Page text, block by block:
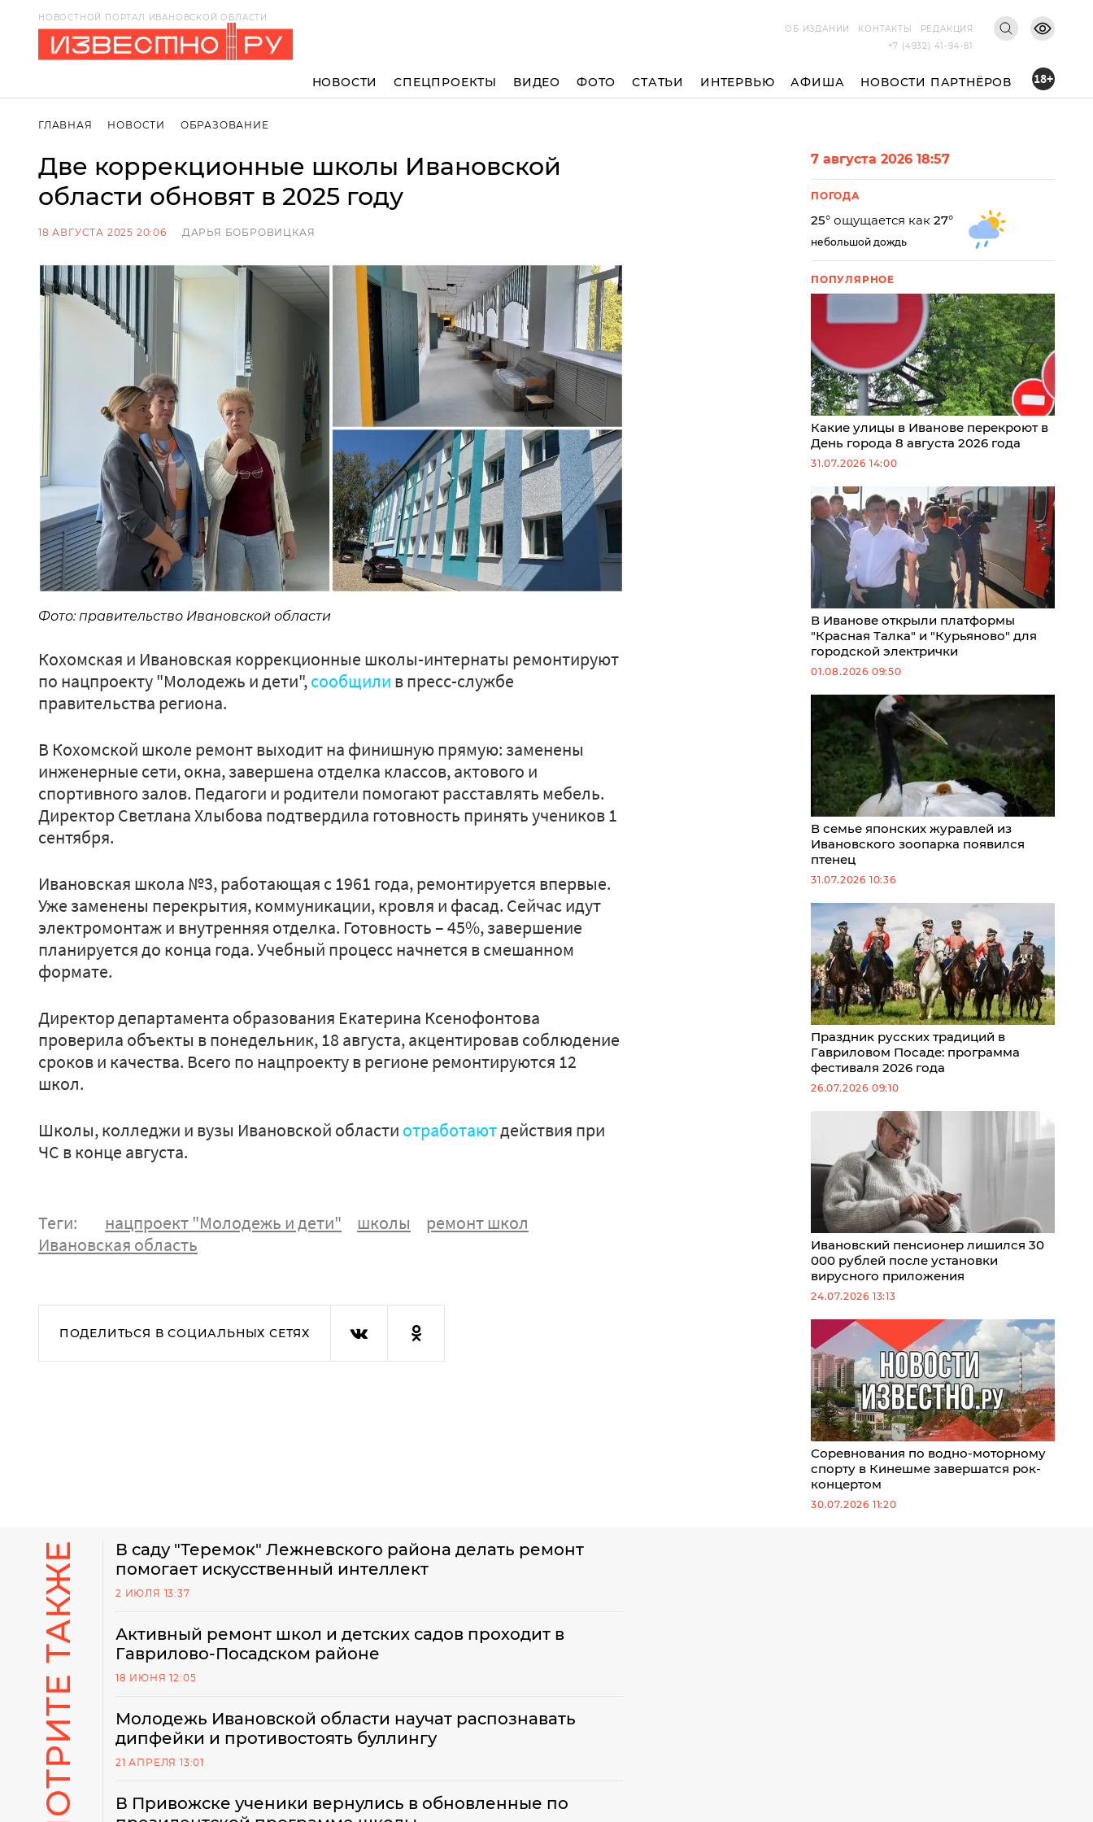
НОВОСТНОЙ ПОРТАЛ ИВАНОВСКОЙ ОБЛАСТИ
ОБ ИЗДАНИИ
КОНТАКТЫ
РЕДАКЦИЯ
+7 (4932) 41-94-81
НОВОСТИ СПЕЦПРОЕКТЫ ВИДЕО ФОТО СТАТЬИ ИНТЕРВЬЮ АФИША НОВОСТИ ПАРТНЁРОВ 18+
ГЛАВНАЯ НОВОСТИ ОБРАЗОВАНИЕ
Две коррекционные школы Ивановской
области обновят в 2025 году
18 АВГУСТА 2025 20:06 ДАРЬЯ БОБРОВИЦКАЯ
Фото: правительство Ивановской области
Кохомская и Ивановская коррекционные школы-интернаты ремонтируют
по нацпроекту "Молодежь и дети",сообщили в пресс-службе
правительства региона.
В Кохомской школе ремонт выходит на финишную прямую: заменены
инженерные сети, окна, завершена отделка классов, актового и
спортивного залов. Педагоги и родители помогают расставлять мебель.
Директор Светлана Хлыбова подтвердила готовность принять учеников 1
сентября.
Ивановская школа №3, работающая с 1961 года, ремонтируется впервые.
Уже заменены перекрытия, коммуникации, кровля и фасад. Сейчас идут
электромонтаж и внутренняя отделка. Готовность – 45%, завершение
планируется до конца года. Учебный процесс начнется в смешанном
формате.
Директор департамента образования Екатерина Ксенофонтова
проверила объекты в понедельник, 18 августа, акцентировав соблюдение
сроков и качества. Всего по нацпроекту в регионе ремонтируются 12
школ.
Школы, колледжи и вузы Ивановской области отработаютдействия при
ЧС в конце августа.
Теги: нацпроект "Молодежь и дети" школы
ремонт школ
Ивановская область
ПОДЕЛИТЬСЯ В СОЦИАЛЬНЫХ СЕТЯХ
7 августа 2026 18:57
ПОГОДА
25° ощущается как 27°
небольшой дождь
ПОПУЛЯРНОЕ
Какие улицы в Иванове перекроют в
День города 8 августа 2026 года
31.07.2026 14:00
В Иванове открыли платформы
"Красная Талка" и "Курьяново" для
городской электрички
01.08.2026 09:50
В семье японских журавлей из
Ивановского зоопарка появился
птенец
31.07.2026 10:36
Праздник русских традиций в
Гавриловом Посаде: программа
фестиваля 2026 года
26.07.2026 09:10
Ивановский пенсионер лишился 30
000 рублей после установки
вирусного приложения
24.07.2026 13:13
Соревнования по водно-моторному
спорту в Кинешме завершатся рок-
концертом
30.07.2026 11:20
СМОТРИТЕ ТАКЖЕ
В саду "Теремок" Лежневского района делать ремонт
помогает искусственный интеллект
2 ИЮЛЯ 13:37
Активный ремонт школ и детских садов проходит в
Гаврилово-Посадском районе
18 ИЮНЯ 12:05
Молодежь Ивановской области научат распознавать
дипфейки и противостоять буллингу
21 АПРЕЛЯ 13:01
В Привожске ученики вернулись в обновленные по